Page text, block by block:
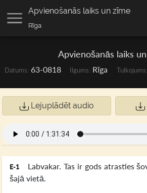
Apvienošanās laiks un zīme
Rīga
Apvienošanās laiks
Datums: 63-0818 Ilgums: Rīga Tulkojums:
Lejuplādēt audio
E-1
Labvakar. Tas ir gods atrasties
šajā vietā.